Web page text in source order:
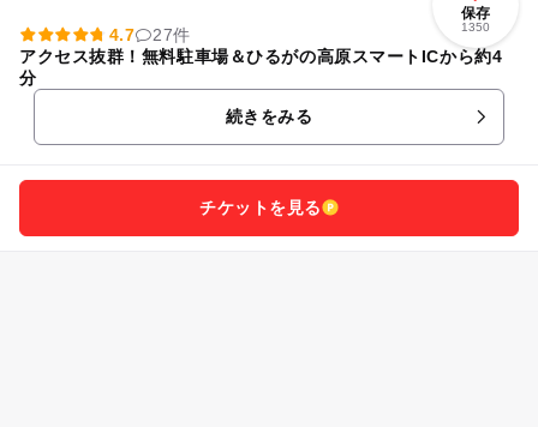
保存
1350
4.7
27件
アクセス抜群！無料駐車場＆ひるがの高原スマートICから約4
分
続きをみる
チケットを見る